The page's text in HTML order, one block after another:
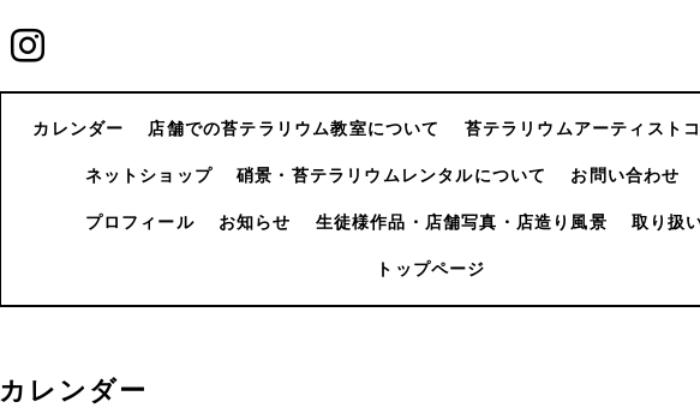
カレンダー 店舗での苔テラリウム教室について 苔テラリウムアーティスト
ネットショップ 硝景・苔テラリウムレンタルについて お問い合わせ
プロフィール お知らせ 生徒様作品・店舗写真・店造り風景 取り扱
トップページ
カレンダー